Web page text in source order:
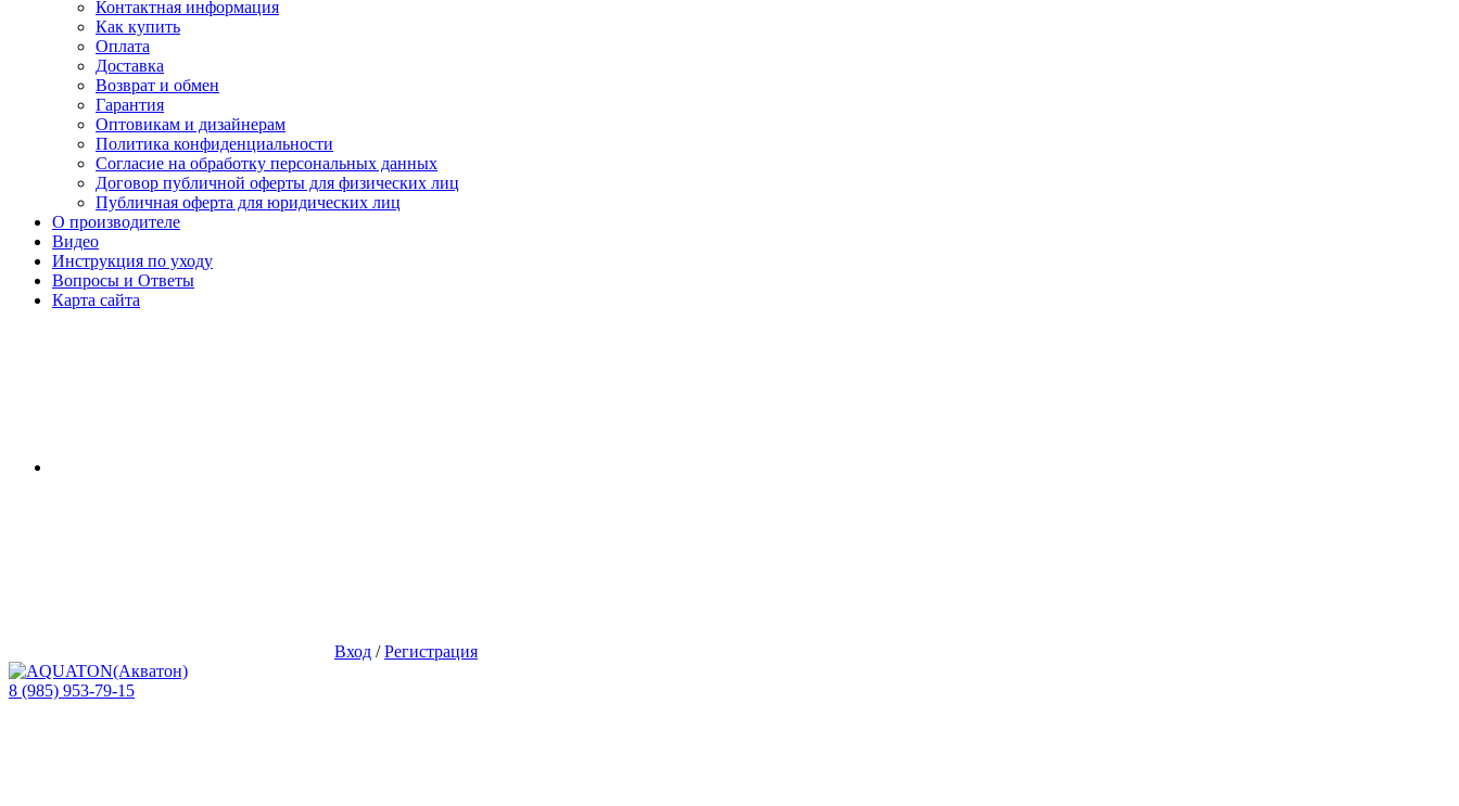
Контактная информация
Как купить
Оплата
Доставка
Возврат и обмен
Гарантия
Оптовикам и дизайнерам
Политика конфиденциальности
Согласие на обработку персональных данных
Договор публичной оферты для физических лиц
Публичная оферта для юридических лиц
О производителе
Видео
Инструкция по уходу
Вопросы и Ответы
Карта сайта
Вход /Регистрация
8 (985) 953-79-15